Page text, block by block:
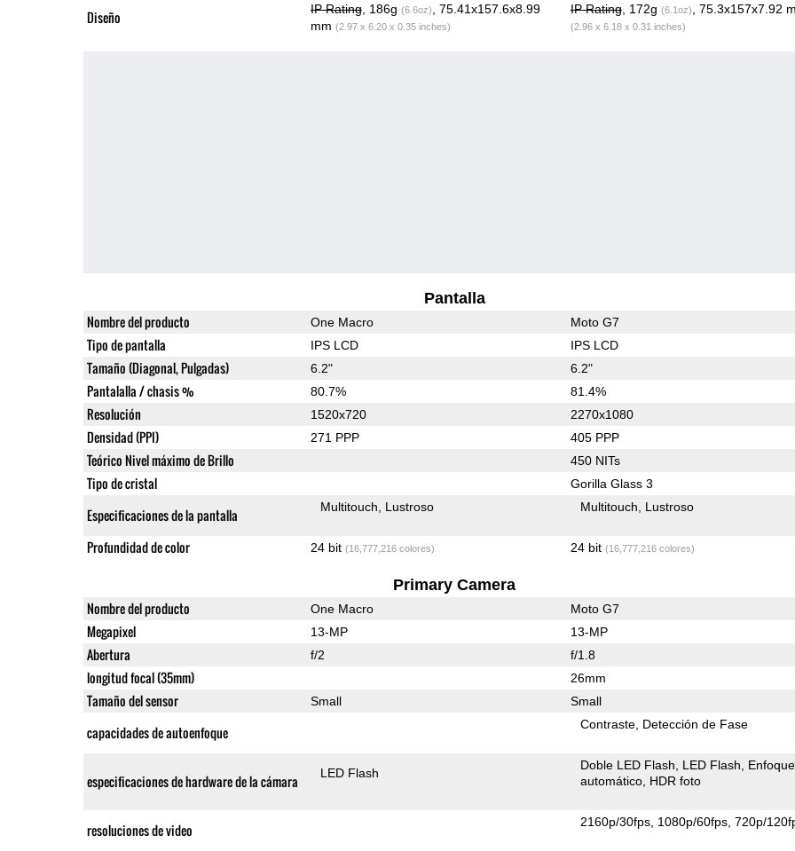
Diseño IP Rating, 186g (6.6oz)
, 75.41x157.6x8.99
mm (2.97 x 6.20 x 0.35 inches)
IP Rating, 172g (6.1oz) , 75.3x157x7.92
(2.96 x 6.18 x 0.31 inches)
Pantalla
Nombre del producto One Macro Moto G7
Tipo de pantalla IPS LCD IPS LCD
Tamaño (Diagonal, Pulgadas) 6.2" 6.2"
Pantalalla / chasis % 80.7% 81.4%
Resolución 1520x720 2270x1080
Densidad (PPI) 271 PPP 405 PPP
Teórico Nivel máximo de Brillo 450 NITs
Tipo de cristal Gorilla Glass 3
Especificaciones de la pantalla Multitouch Lustroso Multitouch Lustroso
Profundidad de color 24 bit (16,777,216 colores) 24 bit (16,777,216 colores)
Primary Camera
Nombre del producto One Macro Moto G7
Megapixel 13-MP 13-MP
Abertura f/2 f/1.8
longitud focal (35mm) 26mm
Tamaño del sensor Small Small
capacidades de autoenfoque Contraste Detección de Fase
especificaciones de hardware de la cámara LED Flash
Doble LED Flash LED Flash
Enfoque
automático HDR foto
resoluciones de video 2160p/30fps 1080p/60fps 720p/